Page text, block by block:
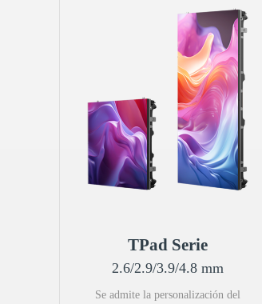
TPad Serie
2.6/2.9/3.9/4.8 mm
Se admite la personalización del